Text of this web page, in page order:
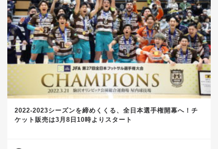
2022-2023シーズンを締めくくる、全日本選手権開幕へ！チ
ケット販売は3月8日10時よりスタート